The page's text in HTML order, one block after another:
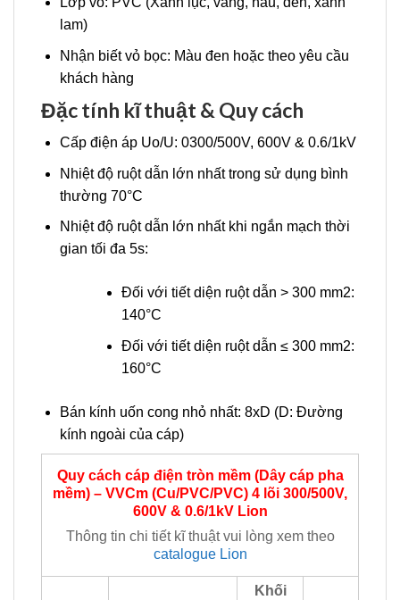
lam)
Nhận biết vỏ bọc: Màu đen hoặc theo yêu cầu
khách hàng
Đặc tính kĩ thuật & Quy cách
Cấp điện áp Uo/U: 0300/500V, 600V & 0.6/1kV
Nhiệt độ ruột dẫn lớn nhất trong sử dụng bình
thường 70°C
Nhiệt độ ruột dẫn lớn nhất khi ngắn mạch thời
gian tối đa 5s:
Đối với tiết diện ruột dẫn > 300 mm2:
140°C
Đối với tiết diện ruột dẫn ≤ 300 mm2:
160°C
Bán kính uốn cong nhỏ nhất: 8xD (D: Đường
kính ngoài của cáp)
Quy cách cáp điện tròn mềm (Dây cáp pha
mềm) – VVCm (Cu/PVC/PVC) 4 lõi 300/500V,
600V & 0.6/1kV Lion
Thông tin chi tiết kĩ thuật vui lòng xem theo
catalogue Lion
Khối